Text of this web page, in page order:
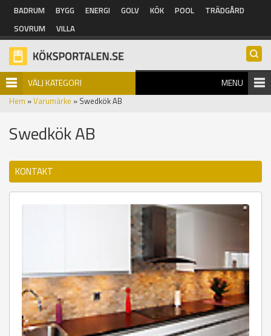
Hoppa till huvudinnehåll
BADRUM BYGG ENERGI GOLV KÖK POOL
TRÄDGÅRD
SOVRUM
VILLA
VÄLJ KATEGORI MENU
Hem »Varumärke » Swedkök AB
Swedkök AB
KONTAKT